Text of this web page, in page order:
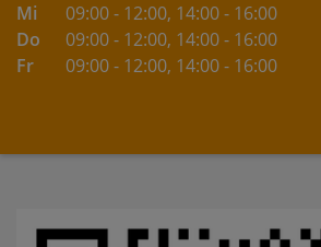
Mi
09:00 - 12:00, 14:00 - 16:00
Do
09:00 - 12:00, 14:00 - 16:00
Fr
09:00 - 12:00, 14:00 - 16:00